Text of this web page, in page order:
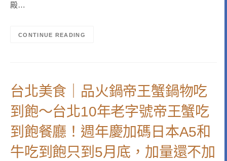
殿…
CONTINUE READING
台北美食｜品火鍋帝王蟹鍋物吃
到飽～台北10年老字號帝王蟹吃
到飽餐廳！週年慶加碼日本A5和
牛吃到飽只到5月底，加量還不加